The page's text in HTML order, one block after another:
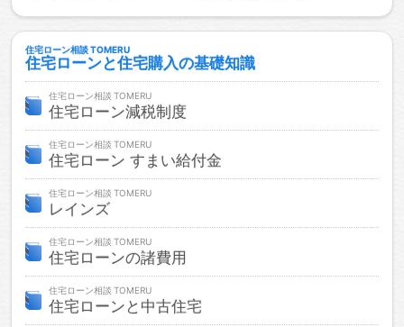
住宅ローン相談
住宅ローンと住宅購入の基礎知識
住宅ローン相談
住宅ローン減税制度
住宅ローン相談
住宅ローン すまい給付金
住宅ローン相談
レインズ
住宅ローン相談
住宅ローンの諸費用
住宅ローン相談
住宅ローンと中古住宅